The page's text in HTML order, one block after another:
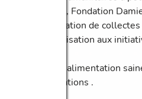
(UNICEF, Fondation
Organisation de
Sensibilisation aux
Eveil à l’alimentation
des collations .